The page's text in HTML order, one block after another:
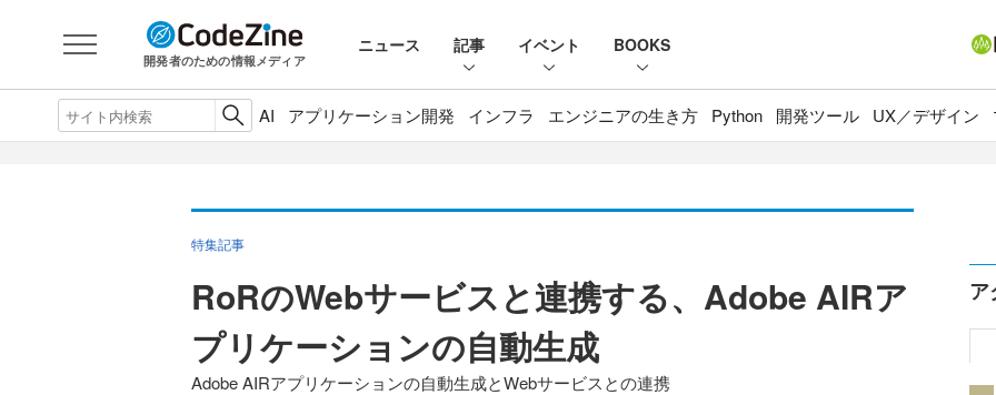
開発者のための情報メディア
ニュース 記事 イベント BOOKS
AI アプリケーション開発 インフラ エンジニアの生き方 Python 開発ツール UX／デザイン
特集記事
RoRのWebサービスと連携する、Adobe AIRア
プリケーションの自動生成
Adobe AIRアプリケーションの自動生成とWebサービスとの連携
ア